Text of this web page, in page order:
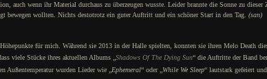
auch wenn ihr Material durchaus zu überzeugen wusste. Leider brannte die Sonne zu
bewegen wollten. Nichts destotrotz ein guter Auftritt und ein schöner Start in den Tag. (san)
für mich. Während sie 2013 in der Halle spielten, konnten sie ihren Melo Death
viele Stücke ihres aktuellen Albums „ Shadows Of The Dying Sun“ die Auftritte der Band
Außentemperatur wurden Lieder wie „ Ephemeral“ oder „ While We Sleep“ lautstark gefeiert